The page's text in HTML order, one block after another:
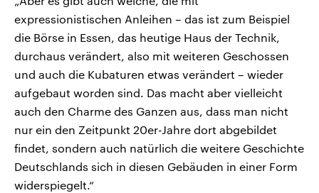
expressionistischen Anleihen – das ist zum Beispiel
die Börse in Essen, das heutige Haus der Technik,
durchaus verändert, also mit weiteren Geschossen
und auch die Kubaturen etwas verändert – wieder
aufgebaut worden sind. Das macht aber vielleicht
auch den Charme des Ganzen aus, dass man nicht
nur ein den Zeitpunkt 20er-Jahre dort abgebildet
findet, sondern auch natürlich die weitere Geschichte
Deutschlands sich in diesen Gebäuden in einer Form
widerspiegelt.“